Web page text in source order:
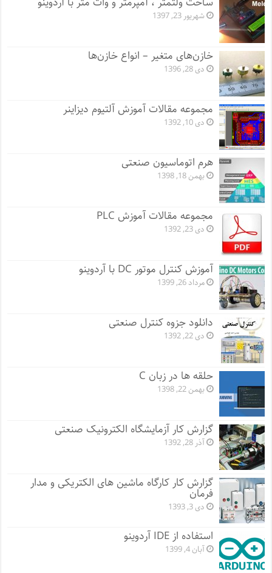
شهریور 23, 1397
خازن‌های متغیر – انواع خازن‌ها
دی 28, 1396
مجموعه مقالات آموزش آلتیوم دیزاینر
دی 10, 1392
هرم اتوماسیون صنعتی
بهمن 18, 1398
مجموعه مقالات آموزش PLC
دی 23, 1392
آموزش کنترل موتور DC با آردوینو
مرداد 26, 1399
دانلود جزوه کنترل صنعتی
دی 22, 1392
حلقه ها در زبان C
بهمن 22, 1398
گزارش کار آزمایشگاه الکترونیک صنعتی
آذر 28, 1392
گزارش کار کارگاه ماشین های الکتریکی و مدار
فرمان
دی 3, 1393
استفاده از IDE آردوینو
آبان 4, 1399